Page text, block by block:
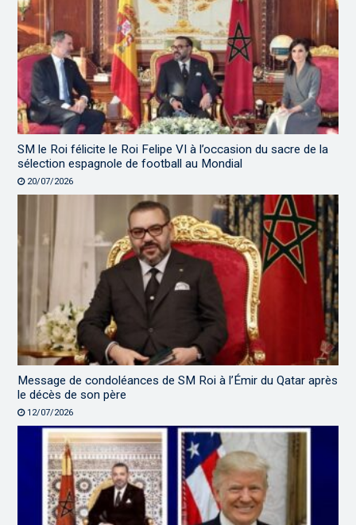
SM le Roi félicite le Roi Felipe VI à l’occasion du sacre de la
sélection espagnole de football au Mondial
20/07/2026
Message de condoléances de SM Roi à l’Émir du Qatar après
le décès de son père
12/07/2026